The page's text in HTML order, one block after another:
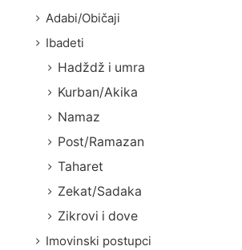
Adabi/Običaji
Ibadeti
Hadždž i umra
Kurban/Akika
Namaz
Post/Ramazan
Taharet
Zekat/Sadaka
Zikrovi i dove
Imovinski postupci